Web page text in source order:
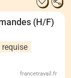
(H/F)
requise
francetravail.fr